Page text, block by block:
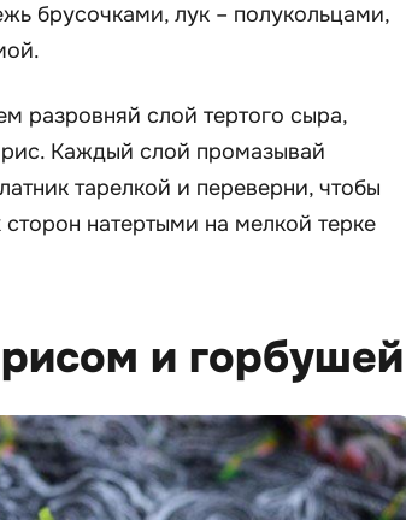
брусочками, лук – полукольцами,
разровняй слой тертого сыра,
Каждый слой промазывай
тарелкой и переверни, чтобы
натертыми на мелкой терке
и горбушей